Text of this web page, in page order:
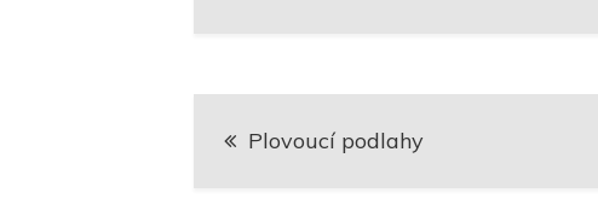
Navigace
pro
Plovoucí podlahy